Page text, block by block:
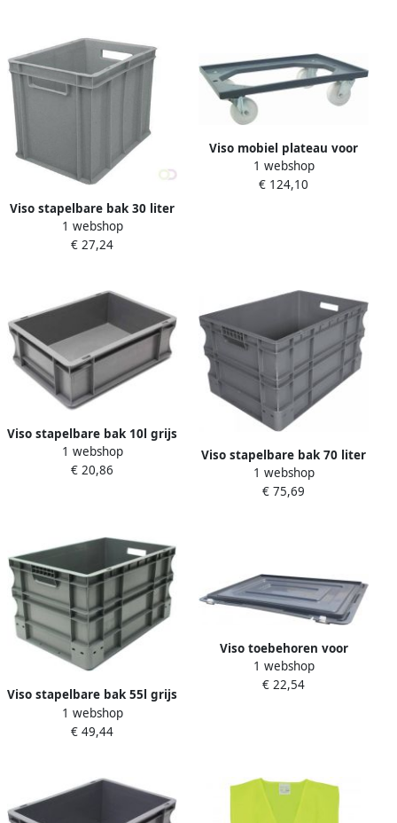
Viso stapelbare bak 30 liter
ft 30 x 37 x 26 5 cm grijs
1 webshop
€ 27,24
Viso mobiel plateau voor
stapelbare bakken
maximumgewicht van 250
1 webshop
€ 124,10
Viso stapelbare bak 10l grijs
1 webshop
€ 20,86
Viso stapelbare bak 70 liter
grijs
1 webshop
€ 75,69
Viso stapelbare bak 55l grijs
1 webshop
€ 49,44
Viso toebehoren voor
stapelbare bakken deksel
37-55l
1 webshop
€ 22,54